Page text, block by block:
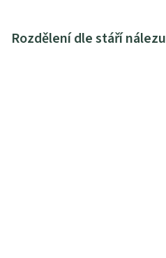
Rozdělení dle stáří nálezu